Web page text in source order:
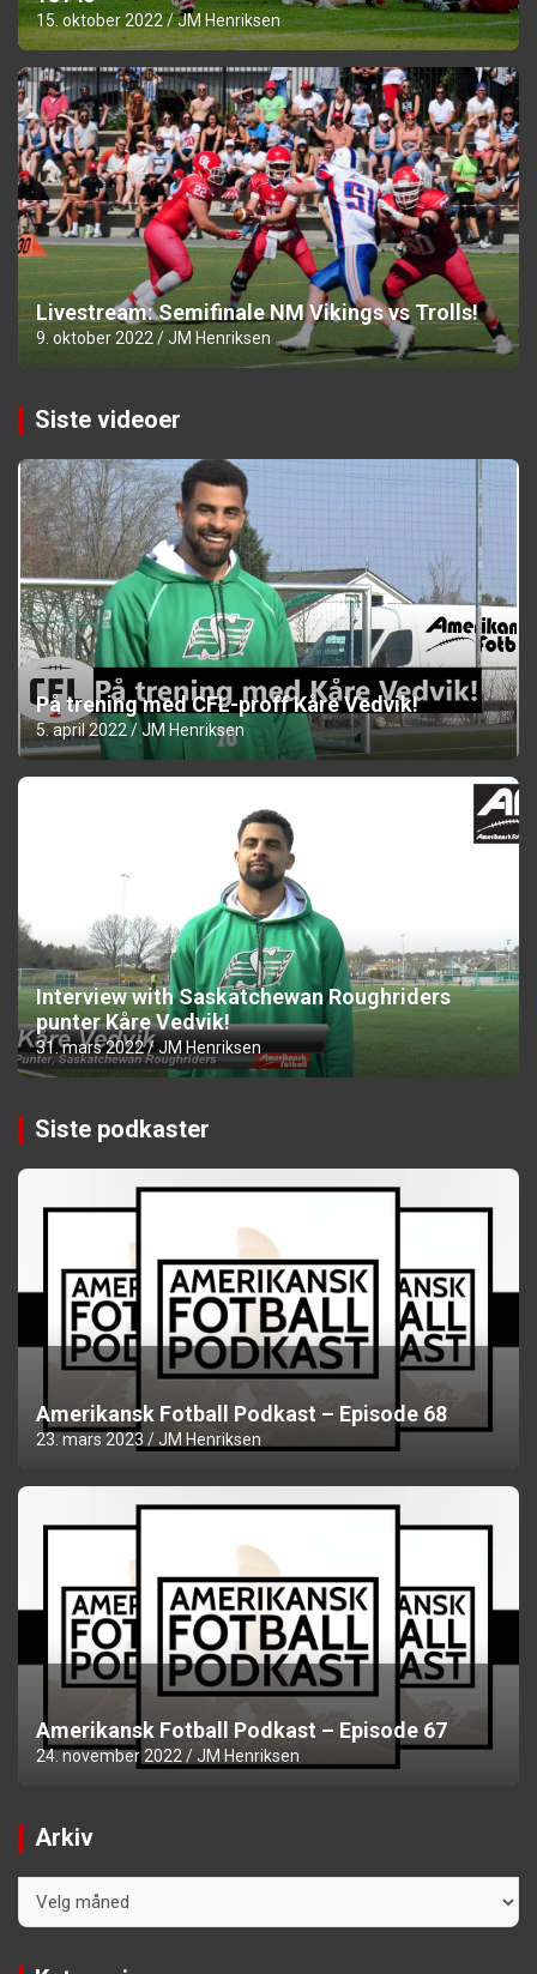
15. oktober 2022 JM Henriksen
Livestream: Semifinale NM Vikings vs Trolls!
9. oktober 2022 JM Henriksen
Siste videoer
På trening med CFL-proff Kåre Vedvik!
5. april 2022 JM Henriksen
Interview with Saskatchewan Roughriders
punter Kåre Vedvik!
31. mars 2022 JM Henriksen
Siste podkaster
Amerikansk Fotball Podkast – Episode 68
23. mars 2023 JM Henriksen
Amerikansk Fotball Podkast – Episode 67
24. november 2022 JM Henriksen
Arkiv